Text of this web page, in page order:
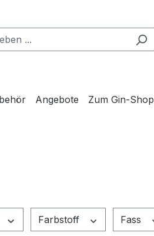
Angebote Zum Gin-Shop
Farbstoff Fass